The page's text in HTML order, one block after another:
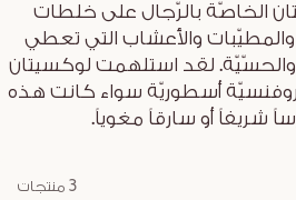
الخاصّة بالرّجال على خلطات
والأعشاب التي تعطي
والحسّيّة. لقد استلهمت لوكسيتان
أسطوريّة سواء كانت هذه
شريفاً أو سارقاً مغوياً.
3 منتجات